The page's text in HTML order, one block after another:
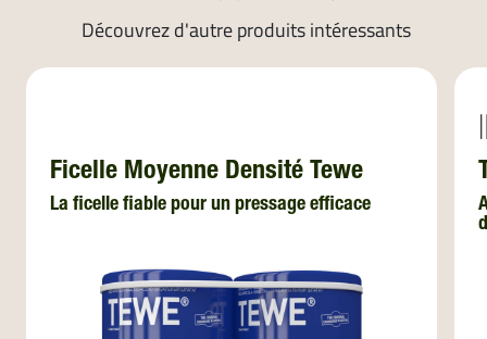
Découvrez d'autre produits intéressants
Ficelle Moyenne Densité Tewe
La ficelle fiable pour un pressage efficace